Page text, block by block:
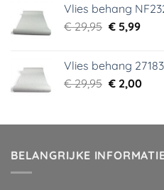
€ 29,95.
€
Vlies behang
€29,95
€ 29,95.
€5,99
€
Vlies behang
€29,95
€ 29,95.
€2,00
€
BELANGRIJKE